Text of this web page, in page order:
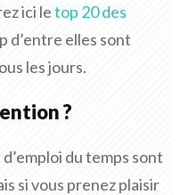
ici letop 20 des
d’entre elles sont
les jours.
?
du temps sont
si vous prenez plaisir